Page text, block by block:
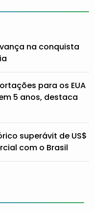
na conquista
para os EUA
5 anos, destaca
superávit de US$
com o Brasil